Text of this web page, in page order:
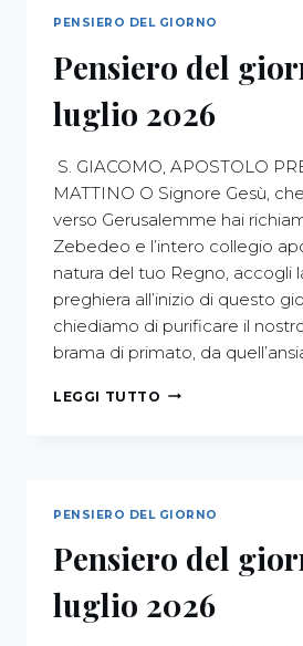
PENSIERO DEL GIORNO
Pensiero del
luglio 2026
S. GIACOMO, APOSTOLO
MATTINO O Signore Gesù,
verso Gerusalemme hai
Zebedeo e l’intero collegio
natura del tuo Regno, accogli
preghiera all’inizio di questo
chiediamo di purificare il
brama di primato, da
LEGGI TUTTO
PENSIERO DEL GIORNO
Pensiero del
luglio 2026